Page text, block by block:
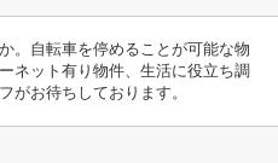
。自転車を停めることが可能な物
ネット有り物件、生活に役立ち調
がお待ちしております。